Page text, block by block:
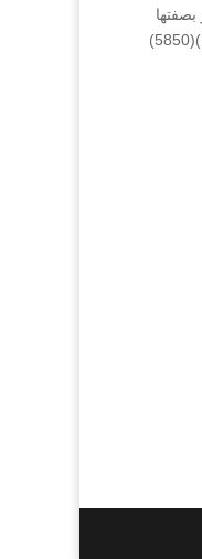
(5850)